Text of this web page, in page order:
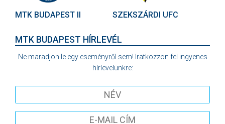
MTK BUDAPEST II SZEKSZÁRDI UFC
MTK BUDAPEST HÍRLEVÉL
Ne maradjon le egy eseményről sem! Iratkozzon fel ingyenes
hírlevelünkre: